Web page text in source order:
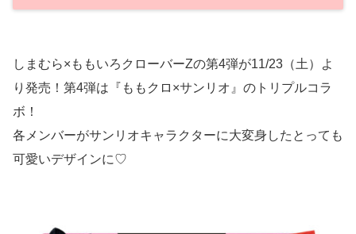
しまむら×ももいろクローバーZの第4弾が11/23（土）よ
り発売！第4弾は『ももクロ×サンリオ』のトリプルコラ
ボ！
各メンバーがサンリオキャラクターに大変身したとっても
可愛いデザインに♡